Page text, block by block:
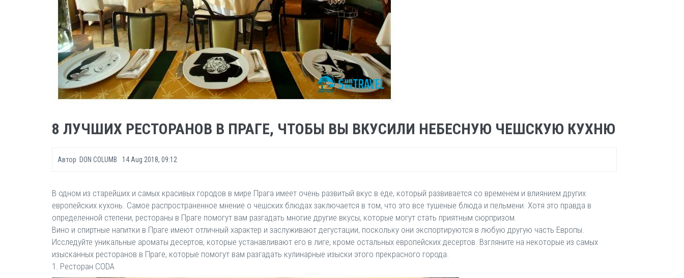
8 ЛУЧШИХ РЕСТОРАНОВ В ПРАГЕ, ЧТОБЫ ВЫ ВКУСИЛИ НЕБЕСНУЮ ЧЕШСКУЮ КУХНЮ
Автор DON COLUMB 14 Aug 2018, 09:12
В одном из старейших и самых красивых городов в мире Прага имеет очень развитый вкус в еде, который развивается со временем и влиянием других
европейских кухонь. Самое распространенное мнение о чешских блюдах заключается в том, что это все тушеные блюда и пельмени. Хотя это правда в
определенной степени, рестораны в Праге помогут вам разгадать многие другие вкусы, которые могут стать приятным сюрпризом.
Вино и спиртные напитки в Праге имеют отличный характер и заслуживают дегустации, поскольку они экспортируются в любую другую часть Европы.
Исследуйте уникальные ароматы десертов, которые устанавливают его в лиге, кроме остальных европейских десертов. Взгляните на некоторые из самых
изысканных ресторанов в Праге, которые помогут вам разгадать кулинарные изыски этого прекрасного города.
1. Ресторан CODA